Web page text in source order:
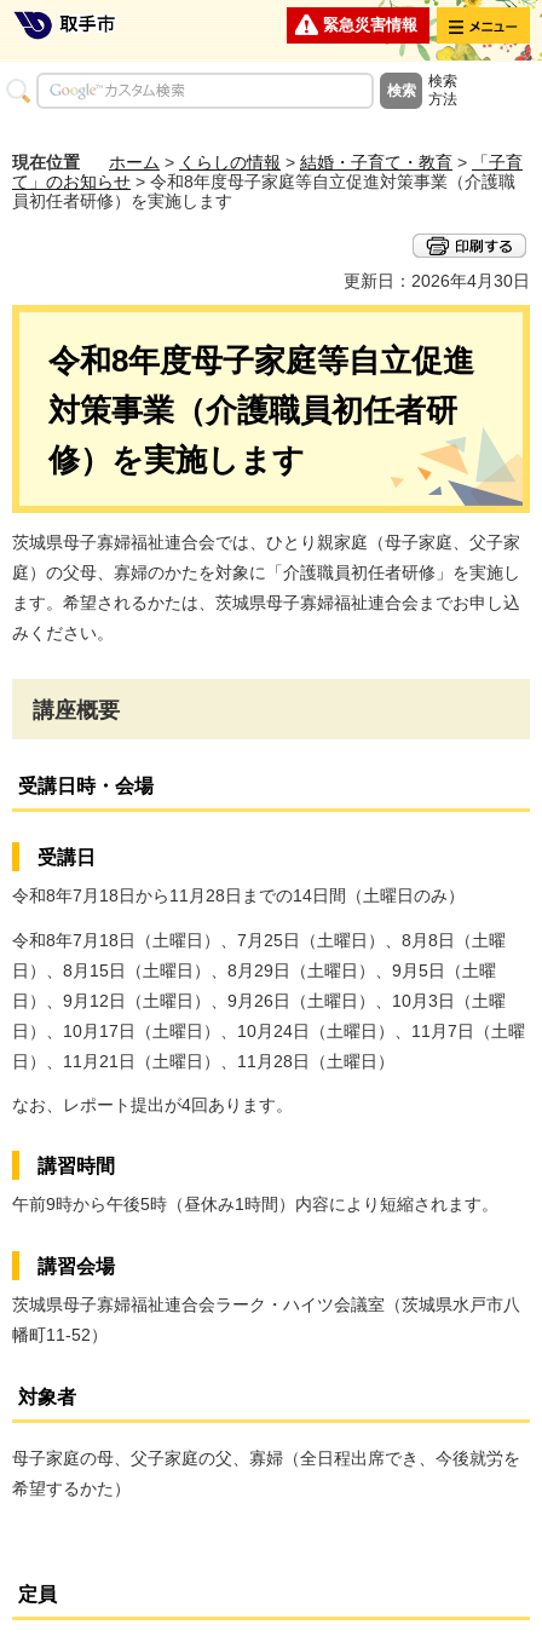
緊急災害情報 メニュー
検索
方法
現在位置 ホーム > くらしの情報 > 結婚・子育て・教育 >
「子育
て」のお知らせ > 令和8年度母子家庭等自立促進対策事業（介護職
員初任者研修）を実施します
更新日：2026年4月30日
令和8年度母子家庭等自立促進
対策事業（介護職員初任者研
修）を実施します
茨城県母子寡婦福祉連合会では、ひとり親家庭（母子家庭、父子家
庭）の父母、寡婦のかたを対象に「介護職員初任者研修」を実施し
ます。希望されるかたは、茨城県母子寡婦福祉連合会までお申し込
みください。
講座概要
受講日時・会場
受講日
令和8年7月18日から11月28日までの14日間（土曜日のみ）
令和8年7月18日（土曜日）、7月25日（土曜日）、8月8日（土曜
日）、8月15日（土曜日）、8月29日（土曜日）、9月5日（土曜
日）、9月12日（土曜日）、9月26日（土曜日）、10月3日（土曜
日）、10月17日（土曜日）、10月24日（土曜日）、11月7日（土曜
日）、11月21日（土曜日）、11月28日（土曜日）
なお、レポート提出が4回あります。
講習時間
午前9時から午後5時（昼休み1時間）内容により短縮されます。
講習会場
茨城県母子寡婦福祉連合会ラーク・ハイツ会議室（茨城県水戸市八
幡町11-52）
対象者
母子家庭の母、父子家庭の父、寡婦（全日程出席でき、今後就労を
希望するかた）
定員